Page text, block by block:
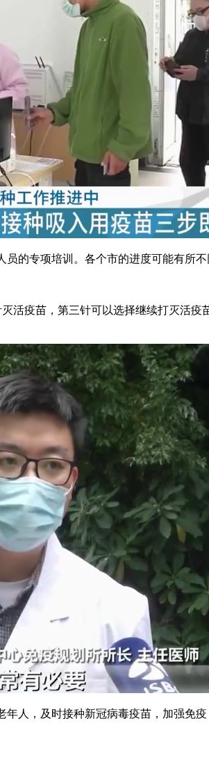
专项培训。各个市的进度可能有所
疫苗，第三针可以选择继续打灭活疫
，及时接种新冠病毒疫苗，加强免